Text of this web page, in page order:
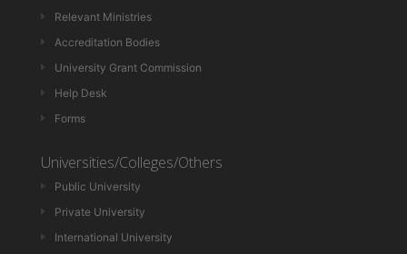
Relevant Ministries
Accreditation Bodies
University Grant Commission
Help Desk
Forms
Universities/Colleges/Others
Public University
Private University
International University